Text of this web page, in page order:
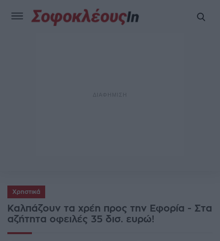
Χρηστικά
Καλπάζουν τα χρέη προς την Εφορία - Στα
αζήτητα οφειλές 35 δισ. ευρώ!